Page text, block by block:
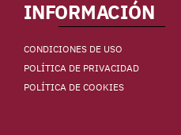
INFORMACIÓN
CONDICIONES DE USO
POLÍTICA DE PRIVACIDAD
POLÍTICA DE COOKIES